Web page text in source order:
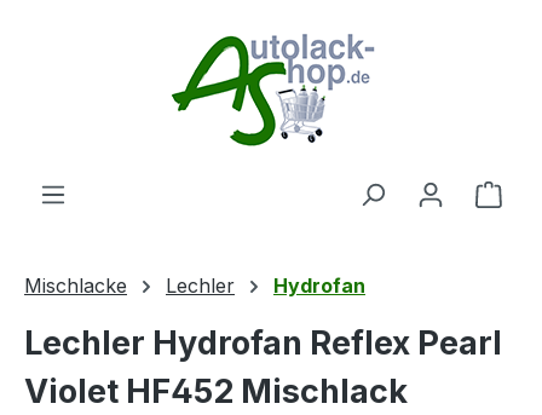
Mischlacke Lechler Hydrofan
Lechler Hydrofan Reflex Pearl
Violet HF452 Mischlack